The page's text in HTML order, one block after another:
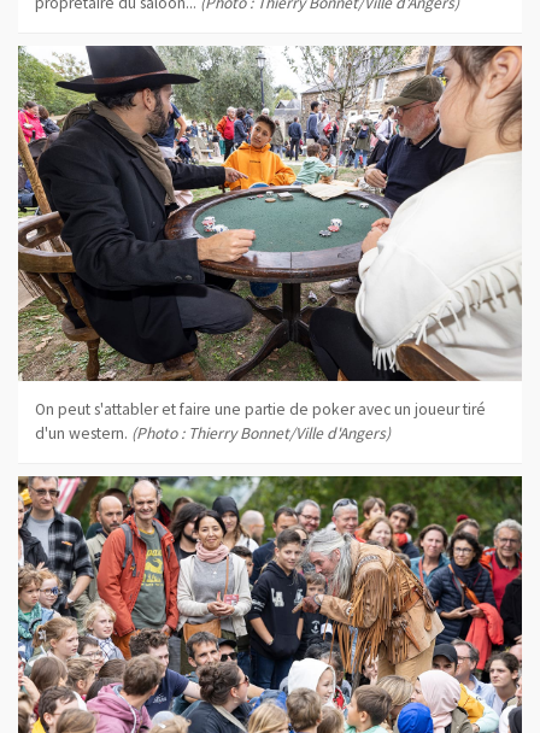
On peut s'attabler et faire une partie de poker avec un joueur tiré
d'un western. (Photo : Thierry Bonnet/Ville d'Angers)